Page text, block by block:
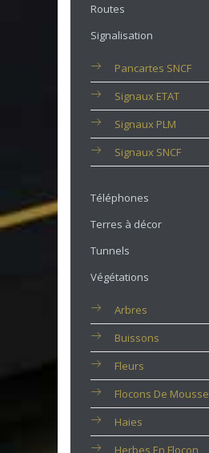
Routes
Signalisation
Pancartes SNCF
Signaux ETAT
Signaux PLM
Signaux SNCF
Téléphones
Terres à décor
Tunnels
Végétations
Arbres
Buissons
Fleurs
Flocons De Mousse
Haies
Herbes En Flocon